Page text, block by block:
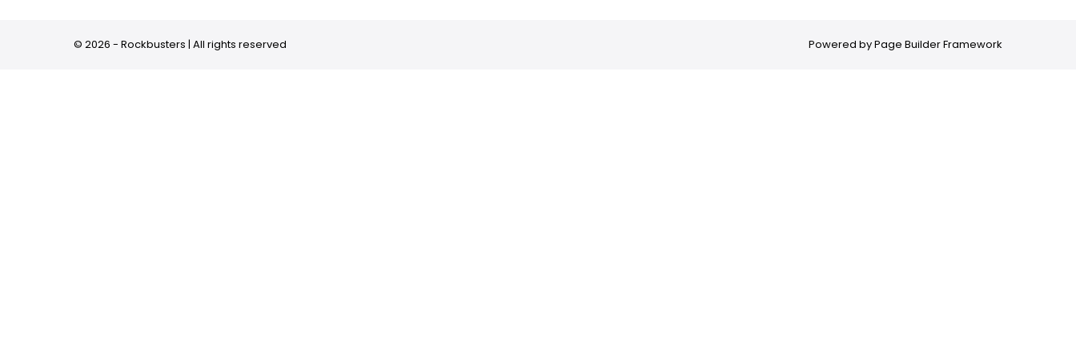
© 2026 - Rockbusters | All rights reserved Powered byPage Builder Framework